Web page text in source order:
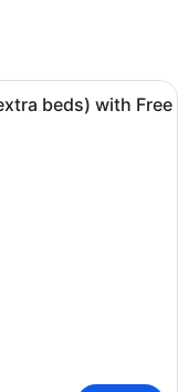
med två separata
beds) with Free